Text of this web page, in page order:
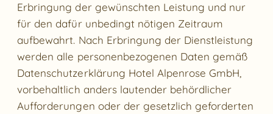
Erbringung der gewünschten Leistung und nur
für den dafür unbedingt nötigen Zeitraum
aufbewahrt. Nach Erbringung der Dienstleistung
werden alle personenbezogenen Daten gemäß
Datenschutzerklärung Hotel Alpenrose GmbH,
vorbehaltlich anders lautender behördlicher
Aufforderungen oder der gesetzlich geforderten